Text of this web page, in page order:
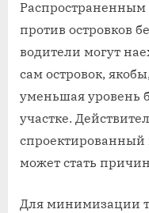
против островков
водители могут
сам островок,
уменьшая уровень
участке.
может стать
Для минимизации